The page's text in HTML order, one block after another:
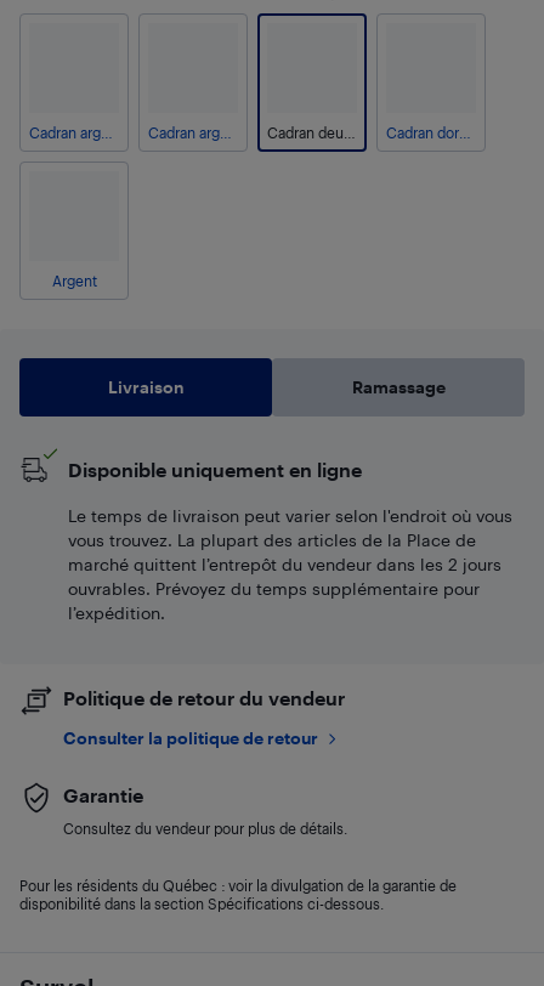
Argent
Livraison Ramassage
Disponible uniquement en ligne
Le temps de livraison peut varier selon l'endroit où vous
vous trouvez. La plupart des articles de la Place de
marché quittent l’entrepôt du vendeur dans les 2 jours
ouvrables. Prévoyez du temps supplémentaire pour
l’expédition.
Politique de retour du vendeur
Consulter la politique de retour
Garantie
Consultez du vendeur pour plus de détails.
Pour les résidents du Québec : voir la divulgation de la garantie de
disponibilité dans la section Spécifications ci-dessous.